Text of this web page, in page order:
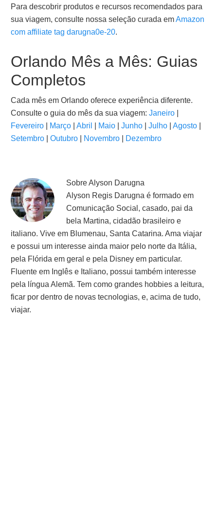
Para descobrir produtos e recursos recomendados para
sua viagem, consulte nossa seleção curada emAmazon
com affiliate tag darugna0e-20.
Orlando Mês a Mês: Guias
Completos
Cada mês em Orlando oferece experiência diferente.
Consulte o guia do mês da sua viagem:Janeiro
Fevereiro
Março |Abril Maio |Junho |Julho |Agosto
Setembro |Outubro Novembro Dezembro
SobreAlyson Darugna
Alyson Regis Darugna é formado em
Comunicação Social, casado, pai da
bela Martina, cidadão brasileiro e
italiano. Vive em Blumenau, Santa Catarina. Ama viajar
e possui um interesse ainda maior pelo norte da Itália,
pela Flórida em geral e pela Disney em particular.
Fluente em Inglês e Italiano, possui também interesse
pela língua Alemã. Tem como grandes hobbies a leitura,
ficar por dentro de novas tecnologias, e, acima de tudo,
viajar.